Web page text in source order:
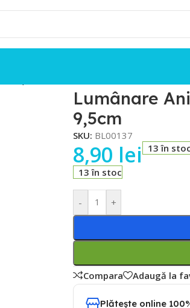
Lumânare
9,5cm
SKU: BL00137
8,90 lei
13 în stoc
13 în stoc
- +
Compara Adaugă la
Plătește online